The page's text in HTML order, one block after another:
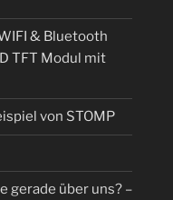
& Bluetooth
TFT Modul mit
von STOMP
gerade über uns? –